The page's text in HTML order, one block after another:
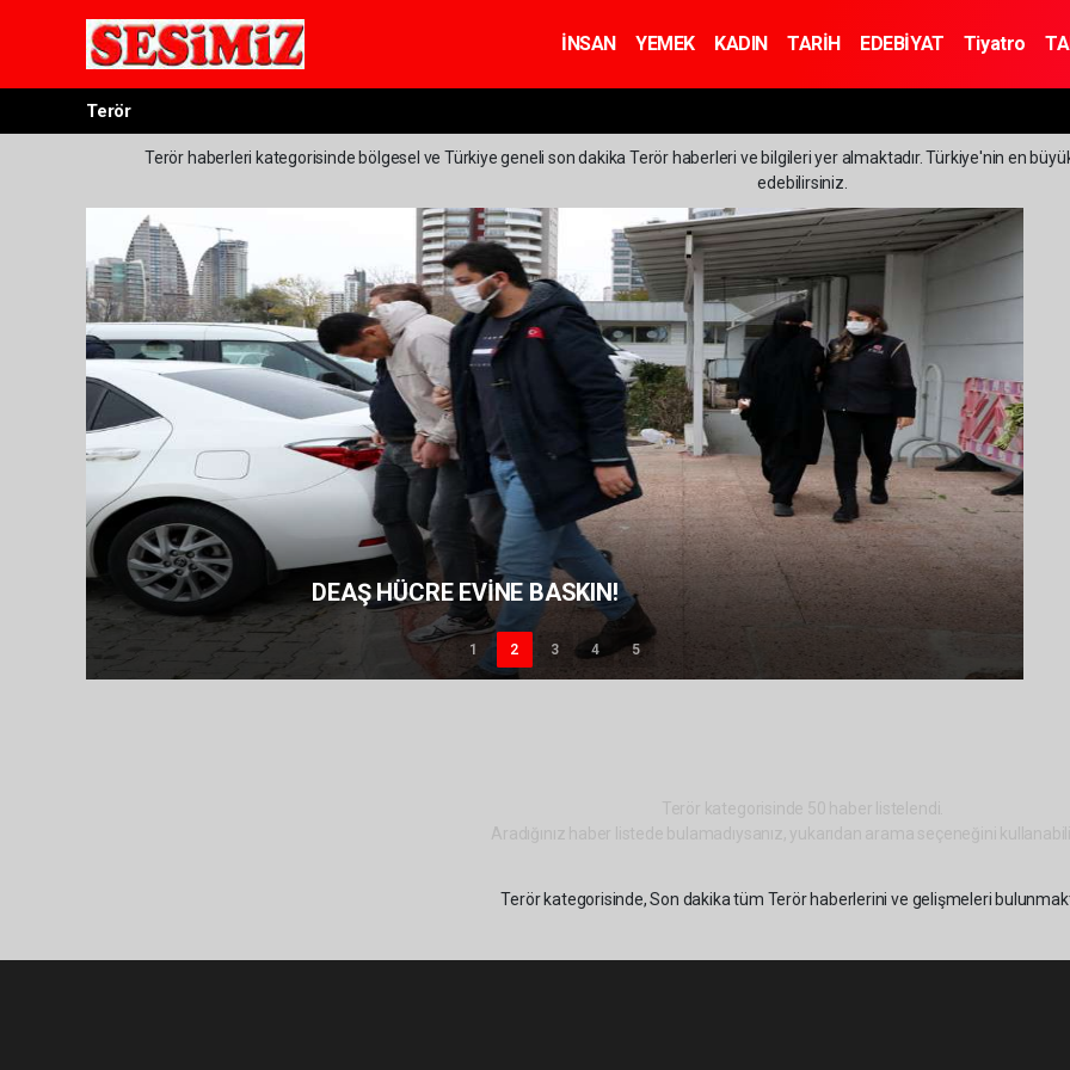
İNSAN YEMEK KADIN TARİH EDEBİYAT Tiyatro
Terör
Terör haberleri kategorisinde bölgesel ve Türkiye geneli son dakika Terör haberleri ve bilgileri yer almaktadır. Türkiye'nin en
edebilirsiniz.
DEAŞ HÜCRE EVİNE BASKIN!
1 2 3 4 5
Terör kategorisinde 50 haber listelendi.
Aradığınız haber listede bulamadıysanız, yukarıdan arama seçeneğini
Terör kategorisinde, Son dakika tüm Terör haberlerini ve gelişmeleri